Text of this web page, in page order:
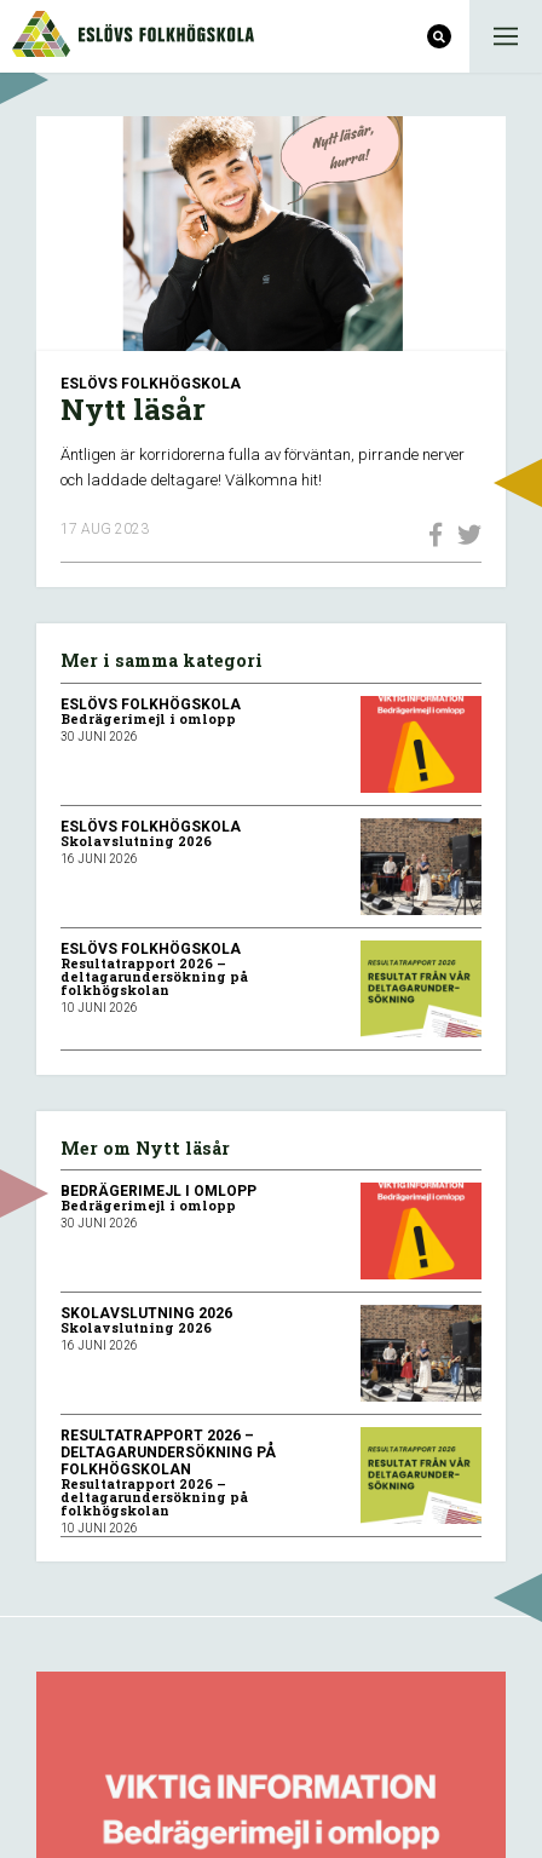
ESLÖVS FOLKHÖGSKOLA
Nytt läsår
Äntligen är korridorerna fulla av förväntan, pirrande nerver
och laddade deltagare! Välkomna hit!
17 AUG 2023
Mer i samma kategori
ESLÖVS FOLKHÖGSKOLA
Bedrägerimejl i omlopp
30 JUNI 2026
ESLÖVS FOLKHÖGSKOLA
Skolavslutning 2026
16 JUNI 2026
ESLÖVS FOLKHÖGSKOLA
Resultatrapport 2026 –
deltagarundersökning på
folkhögskolan
10 JUNI 2026
Mer om Nytt läsår
BEDRÄGERIMEJL I OMLOPP
Bedrägerimejl i omlopp
30 JUNI 2026
SKOLAVSLUTNING 2026
Skolavslutning 2026
16 JUNI 2026
RESULTATRAPPORT 2026 –
DELTAGARUNDERSÖKNING PÅ
FOLKHÖGSKOLAN
Resultatrapport 2026 –
deltagarundersökning på
folkhögskolan
10 JUNI 2026